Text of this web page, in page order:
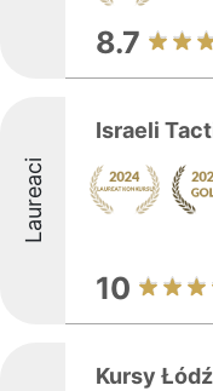
8.7
Laureaci
Israeli
10
Kursy Łódź